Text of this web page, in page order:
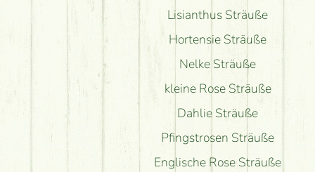
Lisianthus Sträuße
Hortensie Sträuße
Nelke Sträuße
kleine Rose Sträuße
Dahlie Sträuße
Pfingstrosen Sträuße
Englische Rose Sträuße